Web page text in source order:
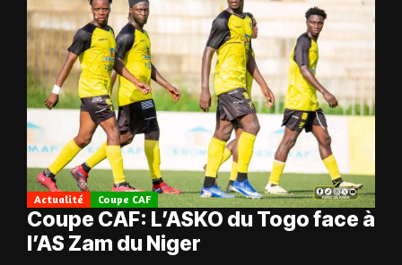
Actualité Coupe CAF
Coupe CAF: L’ASKO du Togo face à
l’AS Zam du Niger